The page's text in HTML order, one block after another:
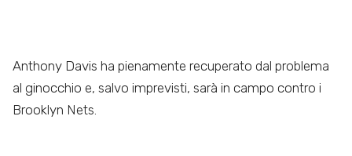
Anthony Davis ha pienamente recuperato dal problema
al ginocchio e, salvo imprevisti, sarà in campo contro i
Brooklyn Nets.